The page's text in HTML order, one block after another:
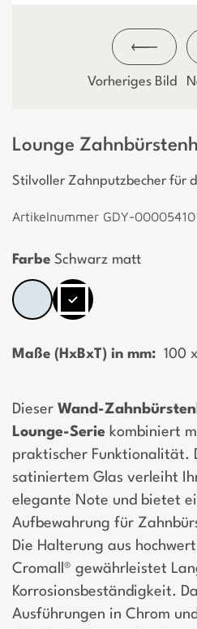
Vorheriges Bild
Lounge
Stilvoller Zahnputzbecher für
Artikelnummer GDY-
Farbe Schwarz matt
Maße (HxBxT) in mm: 100
Dieser Wand-
Lounge-Serie kombiniert
praktischer Funktionalität.
satiniertem Glas verleiht
elegante Note und bietet
Aufbewahrung für
Die Halterung aus
Cromall® gewährleistet
Korrosionsbeständigkeit.
Ausführungen in Chrom